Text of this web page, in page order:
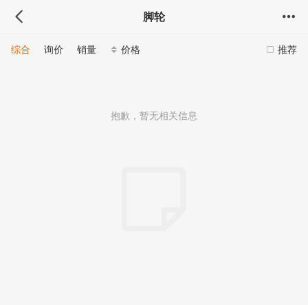
脚轮
推荐
综合 询价 销量 价格
抱歉，暂无相关信息